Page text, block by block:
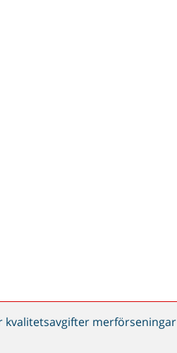
kvalitetsavgifter merförseningar